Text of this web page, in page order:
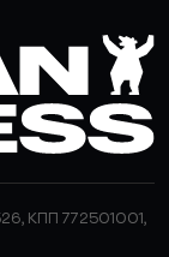
КПП 772501001,